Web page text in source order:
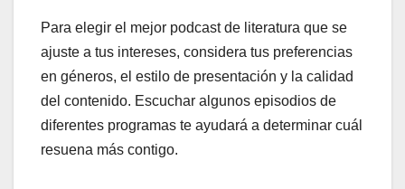
Para elegir el mejor podcast de literatura que se
ajuste a tus intereses, considera tus preferencias
en géneros, el estilo de presentación y la calidad
del contenido. Escuchar algunos episodios de
diferentes programas te ayudará a determinar cuál
resuena más contigo.